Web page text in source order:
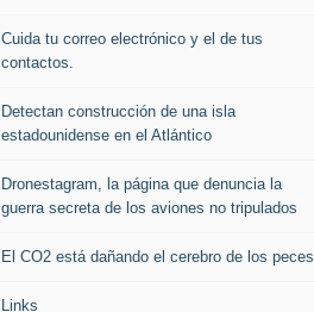
Cuida tu correo electrónico y el de tus
contactos.
Detectan construcción de una isla
estadounidense en el Atlántico
Dronestagram, la página que denuncia la
guerra secreta de los aviones no tripulados
El CO2 está dañando el cerebro de los peces
Links